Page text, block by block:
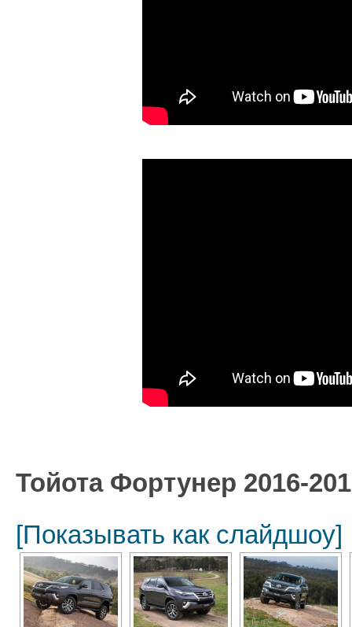
Тойота Фортунер 2016-
[Показывать как слайдшоу]